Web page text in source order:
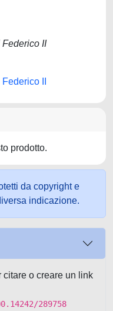
II
II
prodotto.
da copyright e
indicazione.
o creare un link
289758